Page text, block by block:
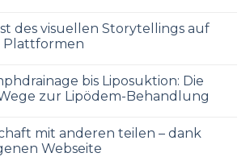
des visuellen Storytellings auf
Plattformen
bis Liposuktion: Die
zur Lipödem-Behandlung
mit anderen teilen – dank
Webseite